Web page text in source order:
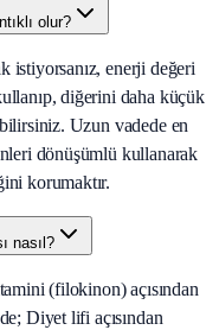
olur?
istiyorsanız, enerji değeri
diğerini daha küçük
Uzun vadede en
dönüşümlü kullanarak
korumaktır.
nasıl?
(filokinon) açısından
Diyet lifi açısından